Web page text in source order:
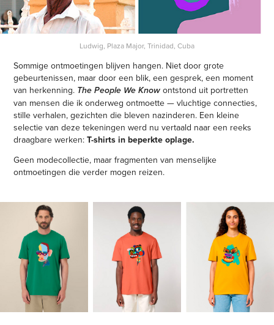
Ludwig, Plaza Major, Trinidad, Cuba
Sommige ontmoetingen blijven hangen. Niet door grote
gebeurtenissen, maar door een blik, een gesprek, een moment
van herkenning. The People We Know ontstond uit portretten
van mensen die ik onderweg ontmoette — vluchtige connecties,
stille verhalen, gezichten die bleven nazinderen. Een kleine
selectie van deze tekeningen werd nu vertaald naar een reeks
draagbare werken:T-shirts in beperkte oplage.
Geen modecollectie, maar fragmenten van menselijke
ontmoetingen die verder mogen reizen.